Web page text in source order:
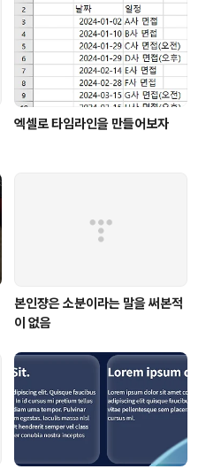
엑셀로 타임라인을 만들어보자
본인쟝은 소분이라는 말을 써본적
이 없음